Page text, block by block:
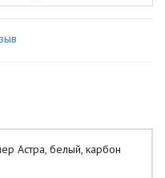
Астра, белый, карбон